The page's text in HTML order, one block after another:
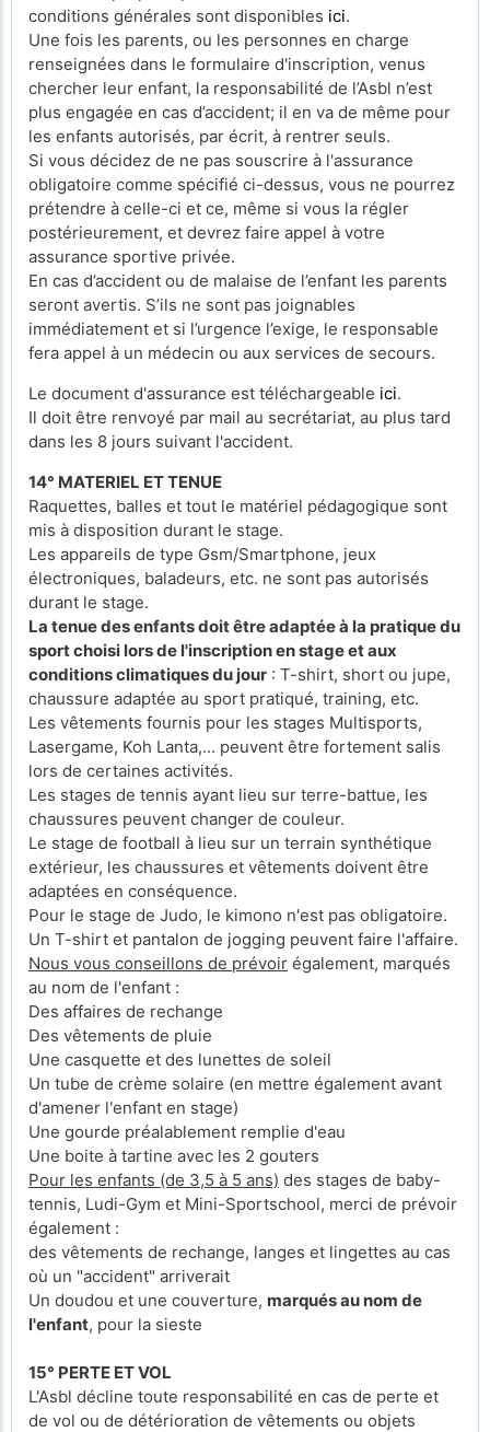
conditions générales sont disponibles ici.
Une fois les parents, ou les personnes en charge
renseignées dans le formulaire d'inscription, venus
chercher leur enfant, la responsabilité de l’Asbl n’est
plus engagée en cas d’accident; il en va de même pour
les enfants autorisés, par écrit, à rentrer seuls.
Si vous décidez de ne pas souscrire à l'assurance
obligatoire comme spécifié ci-dessus, vous ne pourrez
prétendre à celle-ci et ce, même si vous la régler
postérieurement, et devrez faire appel à votre
assurance sportive privée.
En cas d’accident ou de malaise de l’enfant les parents
seront avertis. S’ils ne sont pas joignables
immédiatement et si l’urgence l’exige, le responsable
fera appel à un médecin ou aux services de secours.
Le document d'assurance est téléchargeable ici.
Il doit être renvoyé par mail au secrétariat, au plus tard
dans les 8 jours suivant l'accident.
14° MATERIEL ET TENUE
Raquettes, balles et tout le matériel pédagogique sont
mis à disposition durant le stage.
Les appareils de type Gsm/Smartphone, jeux
électroniques, baladeurs, etc. ne sont pas autorisés
durant le stage.
La tenue des enfants doit être adaptée à la pratique du
sport choisi lors de l'inscription en stage et aux
conditions climatiques du jour : T-shirt, short ou jupe,
chaussure adaptée au sport pratiqué, training, etc.
Les vêtements fournis pour les stages Multisports,
Lasergame, Koh Lanta,... peuvent être fortement salis
lors de certaines activités.
Les stages de tennis ayant lieu sur terre-battue, les
chaussures peuvent changer de couleur.
Le stage de football à lieu sur un terrain synthétique
extérieur, les chaussures et vêtements doivent être
adaptées en conséquence.
Pour le stage de Judo, le kimono n'est pas obligatoire.
Un T-shirt et pantalon de jogging peuvent faire l'affaire.
Nous vous conseillons de prévoir également, marqués
au nom de l'enfant :
Des affaires de rechange
Des vêtements de pluie
Une casquette et des lunettes de soleil
Un tube de crème solaire (en mettre également avant
d'amener l'enfant en stage)
Une gourde préalablement remplie d'eau
Une boite à tartine avec les 2 gouters
Pour les enfants (de 3,5 à 5 ans) des stages de baby-
tennis, Ludi-Gym et Mini-Sportschool, merci de prévoir
également :
des vêtements de rechange, langes et lingettes au cas
où un "accident" arriverait
Un doudou et une couverture, marqués au nom de
l'enfant, pour la sieste
15° PERTE ET VOL
L'Asbl décline toute responsabilité en cas de perte et
de vol ou de détérioration de vêtements ou objets